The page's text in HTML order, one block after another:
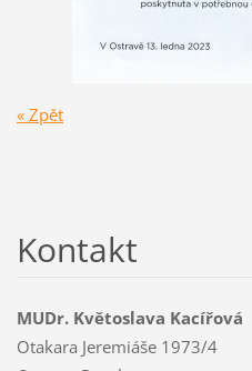
« Zpět
Kontakt
MUDr. Květoslava Kacířová
Otakara Jeremiáše 1973/4